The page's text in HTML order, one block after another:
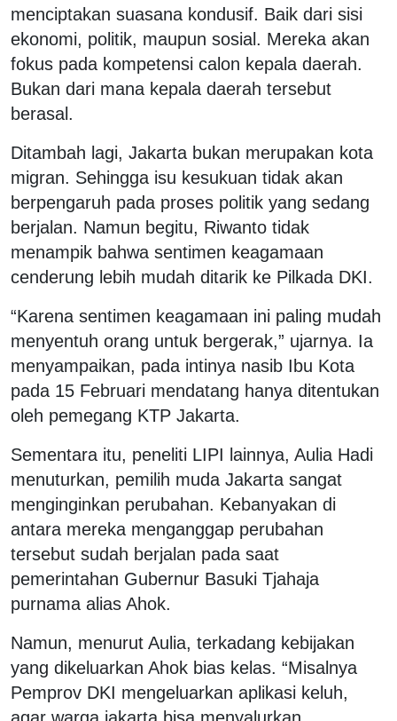
menciptakan suasana kondusif. Baik dari sisi
ekonomi, politik, maupun sosial. Mereka akan
fokus pada kompetensi calon kepala daerah.
Bukan dari mana kepala daerah tersebut
berasal.
Ditambah lagi, Jakarta bukan merupakan kota
migran. Sehingga isu kesukuan tidak akan
berpengaruh pada proses politik yang sedang
berjalan. Namun begitu, Riwanto tidak
menampik bahwa sentimen keagamaan
cenderung lebih mudah ditarik ke Pilkada DKI.
“Karena sentimen keagamaan ini paling mudah
menyentuh orang untuk bergerak,” ujarnya. Ia
menyampaikan, pada intinya nasib Ibu Kota
pada 15 Februari mendatang hanya ditentukan
oleh pemegang KTP Jakarta.
Sementara itu, peneliti LIPI lainnya, Aulia Hadi
menuturkan, pemilih muda Jakarta sangat
menginginkan perubahan. Kebanyakan di
antara mereka menganggap perubahan
tersebut sudah berjalan pada saat
pemerintahan Gubernur Basuki Tjahaja
purnama alias Ahok.
Namun, menurut Aulia, terkadang kebijakan
yang dikeluarkan Ahok bias kelas. “Misalnya
Pemprov DKI mengeluarkan aplikasi keluh,